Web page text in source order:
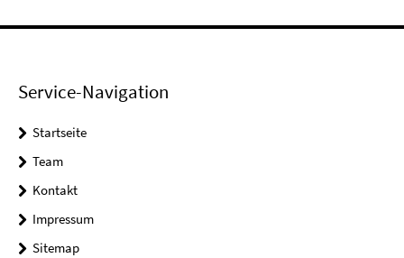
Service-Navigation
Startseite
Team
Kontakt
Impressum
Sitemap